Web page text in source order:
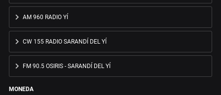
AM 960 RADIO YÍ
CW 155 RADIO SARANDÍ DEL YÍ
FM 90.5 OSIRIS - SARANDÍ DEL YÍ
MONEDA